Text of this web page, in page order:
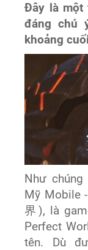
Đây là một
đáng chú
khoảng
Như
Mỹ Mobile
界 ), là
Perfect
tên. Dù